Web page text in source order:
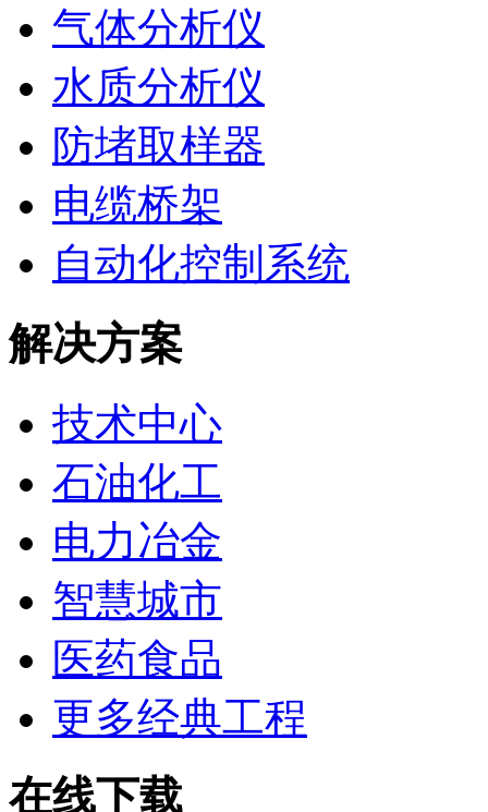
气体分析仪
水质分析仪
防堵取样器
电缆桥架
自动化控制系统
解决方案
技术中心
石油化工
电力冶金
智慧城市
医药食品
更多经典工程
在线下载